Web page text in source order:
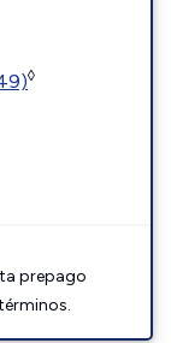
◊
prepago